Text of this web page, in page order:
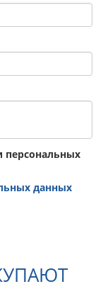
персональных
данных